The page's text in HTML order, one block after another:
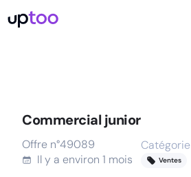
Commercial junior
Offre n°49089
Il y a environ 1 mois
Catégorie
Ventes